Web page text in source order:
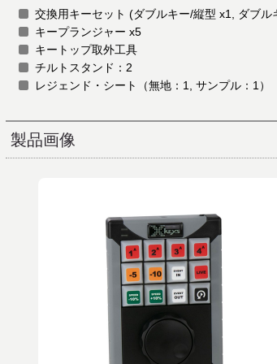
交換用キーセット (ダブルキー/縦型 x1, ダブ
キープランジャー x5
キートップ取外工具
チルトスタンド：2
レジェンド・シート（無地：1, サンプル：1）
製品画像